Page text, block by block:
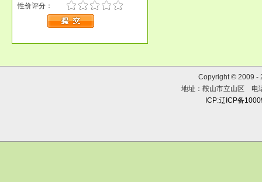
性价评分：
Copyright © 2009 -
地址：鞍山市立山区
ICP:辽ICP备